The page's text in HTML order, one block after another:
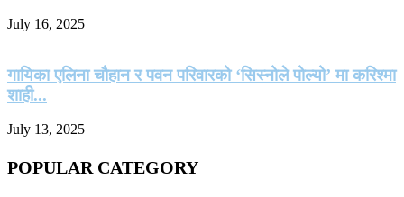
July 16, 2025
गायिका एलिना चौहान र पवन परिवारको ‘सिस्नोले पोल्यो’ मा करिश्मा
शाही...
July 13, 2025
POPULAR CATEGORY